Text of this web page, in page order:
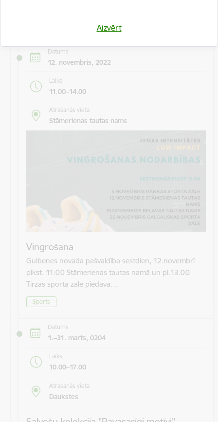
Aizvērt
Datums
12. novembris, 2022
Laiks
11.00–14.00
Atrašanās vieta
Stāmerienas tautas nams
Vingrošana
Gulbenes novada pašvaldība sestdien, 12.novembrī
plkst. 11:00 Stāmerienas tautas namā un pl.13.00
Tirzas sporta zāle piedāvā…
Sports
Datums
1.–31. marts, 0204
Laiks
10.00–17.00
Atrašanās vieta
Daukstes